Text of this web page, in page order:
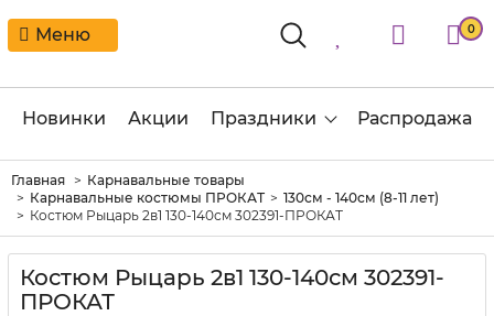
Меню 0
Новинки Акции Праздники Распродажа
Главная
Карнавальные товары
Карнавальные костюмы ПРОКАТ
130см - 140см (8-11 лет)
Костюм Рыцарь 2в1 130-140см 302391-ПРОКАТ
Костюм Рыцарь 2в1 130-140см 302391-
ПРОКАТ